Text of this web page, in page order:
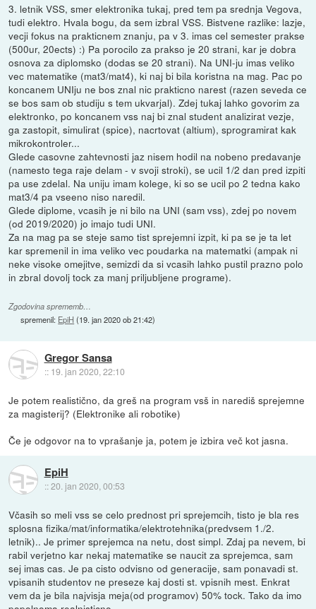
3. letnik VSS, smer elektronika tukaj, pred tem pa srednja Vegova,
tudi elektro. Hvala bogu, da sem izbral VSS. Bistvene razlike: lazje,
vecji fokus na prakticnem znanju, pa v 3. imas cel semester prakse
(500ur, 20ects) :) Pa porocilo za prakso je 20 strani, kar je dobra
osnova za diplomsko (dodas se 20 strani). Na UNI-ju imas veliko
vec matematike (mat3/mat4), ki naj bi bila koristna na mag. Pac po
koncanem UNIju ne bos znal nic prakticno narest (razen seveda ce
se bos sam ob studiju s tem ukvarjal). Zdej tukaj lahko govorim za
elektronko, po koncanem vss naj bi znal student analizirat vezje,
ga zastopit, simulirat (spice), nacrtovat (altium), sprogramirat kak
mikrokontroler...
Glede casovne zahtevnosti jaz nisem hodil na nobeno predavanje
(namesto tega raje delam - v svoji stroki), se ucil 1/2 dan pred izpiti
pa use zdelal. Na uniju imam kolege, ki so se ucil po 2 tedna kako
mat3/4 pa vseeno niso naredil.
Glede diplome, vcasih je ni bilo na UNI (sam vss), zdej po novem
(od 2019/2020) jo imajo tudi UNI.
Za na mag pa se steje samo tist sprejemni izpit, ki pa se je ta let
kar spremenil in ima veliko vec poudarka na matematki (ampak ni
neke visoke omejitve, semizdi da si vcasih lahko pustil prazno polo
in zbral dovolj tock za manj priljubljene programe).
Zgodovina sprememb…
spremenil: EpiH (19. jan 2020 ob 21:42)
Gregor Sansa
:: 19. jan 2020, 22:10
Je potem realistično, da greš na program vsš in narediš sprejemne
za magisterij? (Elektronike ali robotike)
Če je odgovor na to vprašanje ja, potem je izbira več kot jasna.
EpiH
::20. jan 2020, 00:53
Včasih so meli vss se celo prednost pri sprejemcih, tisto je bla res
splosna fizika/mat/informatika/elektrotehnika(predvsem 1./2.
letnik).. Je primer sprejemca na netu, dost simpl. Zdaj pa nevem, bi
rabil verjetno kar nekaj matematike se naucit za sprejemca, sam
sej imas cas. Je pa cisto odvisno od generacije, sam ponavadi st.
vpisanih studentov ne preseze kaj dosti st. vpisnih mest. Enkrat
vem da je bila najvisja meja(od programov) 50% tock. Tako da imo